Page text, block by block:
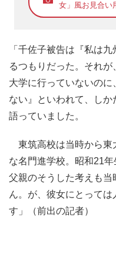
女」風お見合い
「千佐子被告は『私は
るつもりだった。それ
大学に行っていないの
ない』といわれて、し
語っていました。
東筑高校は当時から東
な名門進学校。昭和21年
父親のそうした考えも
ん。が、彼女にとって
す」（前出の記者）